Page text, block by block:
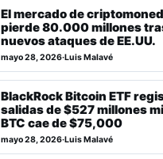
El mercado de
pierde 80.000 millones
nuevos ataques de EE.UU.
mayo 28, 2026·Luis Malavé
BlackRock Bitcoin ETF
salidas de $527 millones
BTC cae de $75,000
mayo 28, 2026·Luis Malavé